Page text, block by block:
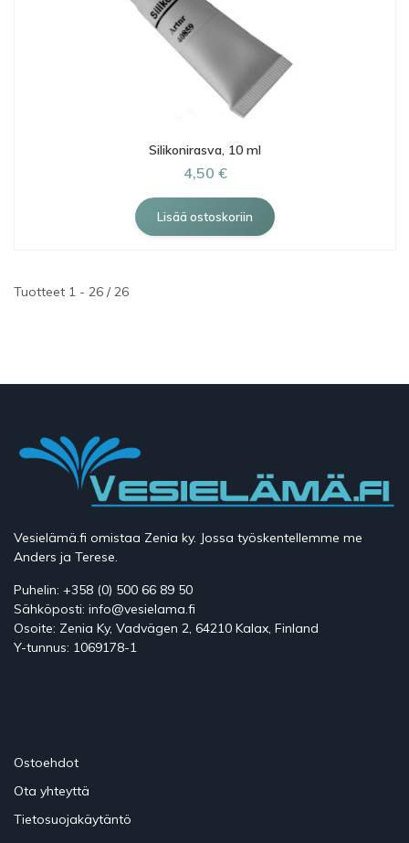
Silikonirasva, 10 ml
4,50 €
Tuotteet 1 - 26 / 26
Vesielämä.fi omistaa Zenia ky. Jossa työskentellemme me
Anders ja Terese.
Puhelin: +358 (0) 500 66 89 50
Sähköposti: info@vesielama.fi
Osoite: Zenia Ky, Vadvägen 2, 64210 Kalax, Finland
Y-tunnus: 1069178-1
Ostoehdot
Ota yhteyttä
Tietosuojakäytäntö